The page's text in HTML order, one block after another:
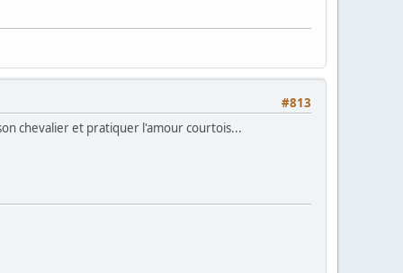
#813
chevalier et pratiquer l'amour courtois...